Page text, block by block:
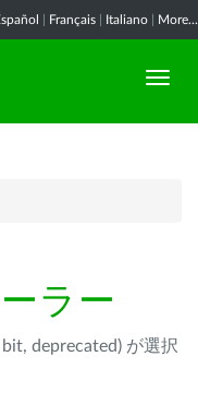
Français Italiano More...
ラー
deprecated) が選択